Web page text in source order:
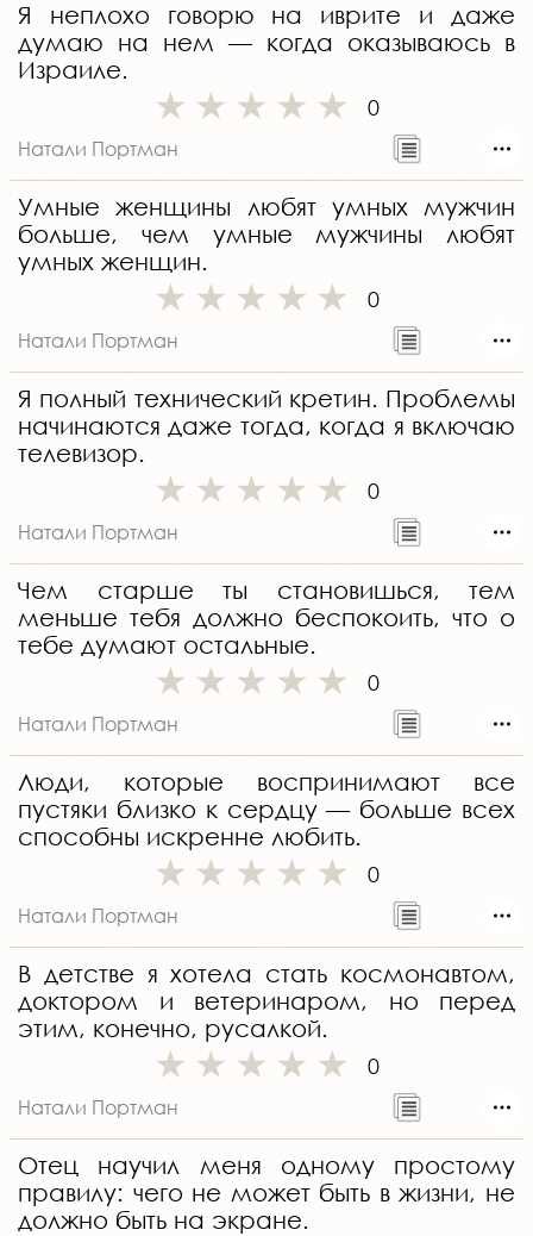
Я неплохо говорю на иврите и даже
думаю на нем — когда оказываюсь в
Израиле.
0
Натали Портман
Умные женщины любят умных мужчин
больше, чем умные мужчины любят
умных женщин.
0
Натали Портман
Я полный технический кретин. Проблемы
начинаются даже тогда, когда я включаю
телевизор.
0
Натали Портман
Чем старше ты становишься, тем
меньше тебя должно беспокоить, что о
тебе думают остальные.
0
Натали Портман
Люди, которые воспринимают все
пустяки близко к сердцу — больше всех
способны искренне любить.
0
Натали Портман
В детстве я хотела стать космонавтом,
доктором и ветеринаром, но перед
этим, конечно, русалкой.
0
Натали Портман
Отец научил меня одному простому
правилу: чего не может быть в жизни, не
должно быть на экране.